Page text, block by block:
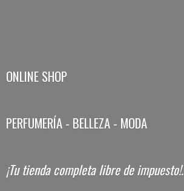
ONLINE SHOP
PERFUMERÍA - BELLEZA - MODA
¡Tu tienda completa librede impuesto!.